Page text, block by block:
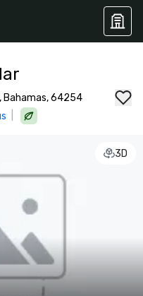
Bahamas, 64254
3D